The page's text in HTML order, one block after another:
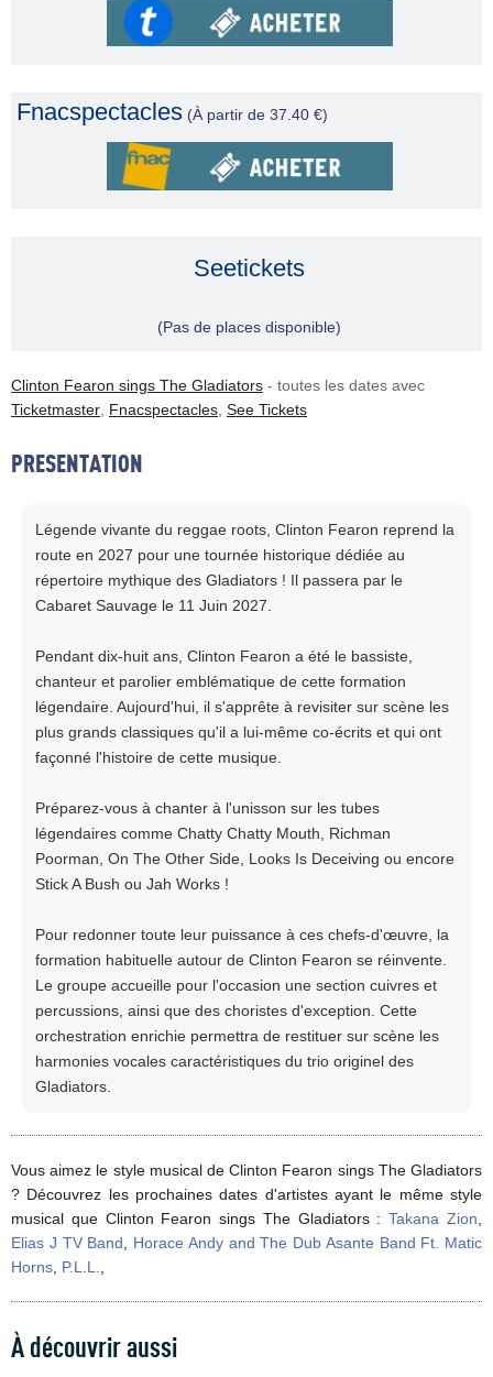
Fnacspectacles (À partir de 37.40 €)
Seetickets
(Pas de places disponible)
Clinton Fearon sings The Gladiators - toutes les dates avec
Ticketmaster, Fnacspectacles, See Tickets
PRESENTATION
Légende vivante du reggae roots, Clinton Fearon reprend la
route en 2027 pour une tournée historique dédiée au
répertoire mythique des Gladiators ! Il passera par le
Cabaret Sauvage le 11 Juin 2027.
Pendant dix-huit ans, Clinton Fearon a été le bassiste,
chanteur et parolier emblématique de cette formation
légendaire. Aujourd'hui, il s'apprête à revisiter sur scène les
plus grands classiques qu'il a lui-même co-écrits et qui ont
façonné l'histoire de cette musique.
Préparez-vous à chanter à l'unisson sur les tubes
légendaires comme Chatty Chatty Mouth, Richman
Poorman, On The Other Side, Looks Is Deceiving ou encore
Stick A Bush ou Jah Works !
Pour redonner toute leur puissance à ces chefs-d'œuvre, la
formation habituelle autour de Clinton Fearon se réinvente.
Le groupe accueille pour l'occasion une section cuivres et
percussions, ainsi que des choristes d'exception. Cette
orchestration enrichie permettra de restituer sur scène les
harmonies vocales caractéristiques du trio originel des
Gladiators.
Vous aimez le style musical de Clinton Fearon sings The Gladiators
? Découvrez les prochaines dates d'artistes ayant le même style
musical que Clinton Fearon sings The Gladiators :Takana Zion,
Elias J TV Band, Horace Andy and The Dub Asante Band Ft. Matic
Horns, P.L.L.,
À découvrir aussi